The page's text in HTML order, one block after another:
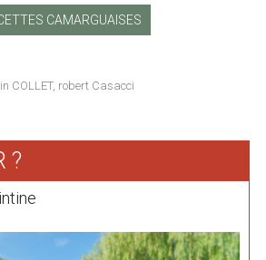
CAMARGUAISES
COLLET, robert Casacci
?